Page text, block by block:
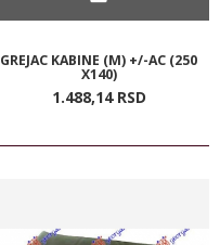
GREJAC KABINE (M) +/-AC (250
X140)
1.488,14 RSD